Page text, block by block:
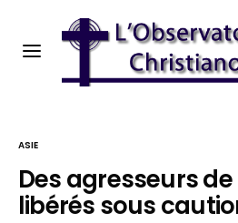
ASIE
Des agresseurs
libérés sous